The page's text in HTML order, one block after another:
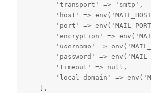
        'transport' => 'smtp',
'host' =>
'port' =>
'encryption' =>
'username' =>
'password' =>
        'timeout' => null,
'local_domain' =>
    ],